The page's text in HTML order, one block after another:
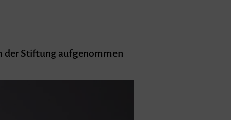
der Stiftung aufgenommen